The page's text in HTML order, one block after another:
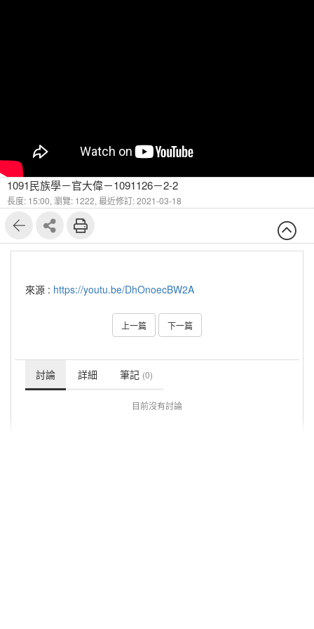
1091民族學－官大偉－1091126－2-2
長度: 15:00, 瀏覽: 1222, 最近修訂: 2021-03-18
來源 : https://youtu.be/DhOnoecBW2A
上一篇 下一篇
討論 詳細 筆記 (0)
目前沒有討論